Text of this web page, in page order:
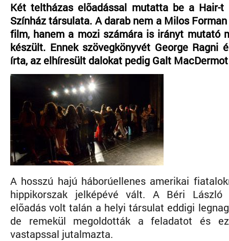
Két teltházas elõadással mutatta be a Hair-t
Színház társulata. A darab nem a Milos
film, hanem a mozi számára is irányt mutató
készült. Ennek szövegkönyvét George Ragni
írta, az elhíresült dalokat pedig Galt
A hosszú hajú háborúellenes amerikai
hippikorszak jelképévé vált. A Béri László
elõadás volt talán a helyi társulat eddigi
de remekül megoldották a feladatot és
vastapssal jutalmazta.